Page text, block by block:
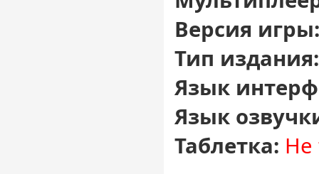
Версия игры:
Тип издания:
Язык
Язык
Таблетка: Не